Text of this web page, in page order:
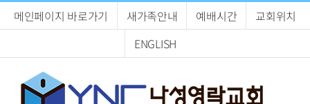
메인페이지 바로가기 새가족안내 예배시간
교회위치
ENGLISH